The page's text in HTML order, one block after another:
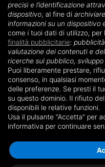
precisi e l’identificazione
dispositivo, al fine di
informazioni su un dispositivo
come i tuoi dati di utilizzo, per
finalità pubblicitarie:
valutazione dei contenuti e
ricerche sul pubblico, sviluppo
Puoi liberamente prestare,
consenso, in qualsiasi
delle preferenze. Se presti il
su questo dominio. Il rifiuto
disponibili le relative funzioni.
Usa il pulsante “Accetta” per
informativa per continuare
I neogenitori sanno
importante il supporto
notte con il pancino
prezioso supporto di